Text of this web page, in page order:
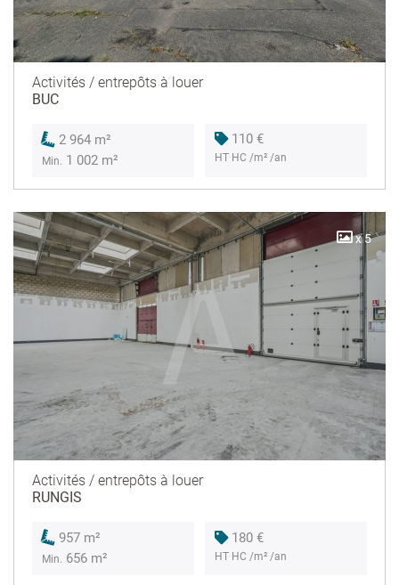
Activités / entrepôts à louer
BUC
2 964 m²
Min. 1 002 m²
110 €
HT HC /m² /an
x 5
Activités / entrepôts à louer
RUNGIS
957 m²
Min. 656 m²
180 €
HT HC /m² /an